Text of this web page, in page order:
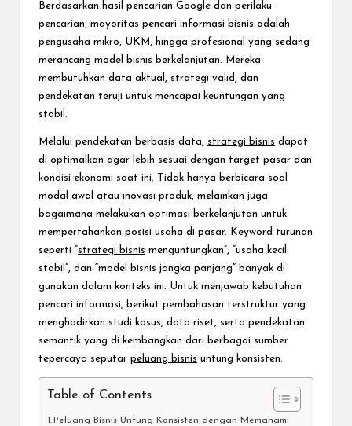
Berdasarkan hasil pencarian Google dan perilaku
pencarian, mayoritas pencari informasi bisnis adalah
pengusaha mikro, UKM, hingga profesional yang sedang
merancang model bisnis berkelanjutan. Mereka
membutuhkan data aktual, strategi valid, dan
pendekatan teruji untuk mencapai keuntungan yang
stabil.
Melalui pendekatan berbasis data, strategi bisnis dapat
di optimalkan agar lebih sesuai dengan target pasar dan
kondisi ekonomi saat ini. Tidak hanya berbicara soal
modal awal atau inovasi produk, melainkan juga
bagaimana melakukan optimasi berkelanjutan untuk
mempertahankan posisi usaha di pasar. Keyword turunan
seperti “strategi bisnis menguntungkan”, “usaha kecil
stabil”, dan “model bisnis jangka panjang” banyak di
gunakan dalam konteks ini. Untuk menjawab kebutuhan
pencari informasi, berikut pembahasan terstruktur yang
menghadirkan studi kasus, data riset, serta pendekatan
semantik yang di kembangkan dari berbagai sumber
tepercaya seputar peluang bisnis untung konsisten.
Table of Contents
Peluang Bisnis Untung Konsisten dengan Memahami